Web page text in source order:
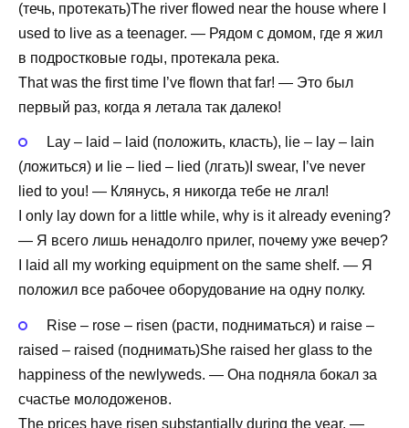
(течь, протекать)The river flowed near the house where I
used to live as a teenager. — Рядом с домом, где я жил
в подростковые годы, протекала река.
That was the first time I’ve flown that far! — Это был
первый раз, когда я летала так далеко!
Lay – laid – laid (положить, класть), lie – lay – lain
(ложиться) и lie – lied – lied (лгать)I swear, I’ve never
lied to you! — Клянусь, я никогда тебе не лгал!
I only lay down for a little while, why is it already evening?
— Я всего лишь ненадолго прилег, почему уже вечер?
I laid all my working equipment on the same shelf. — Я
положил все рабочее оборудование на одну полку.
Rise – rose – risen (расти, подниматься) и raise –
raised – raised (поднимать)She raised her glass to the
happiness of the newlyweds. — Она подняла бокал за
счастье молодоженов.
The prices have risen substantially during the year. —